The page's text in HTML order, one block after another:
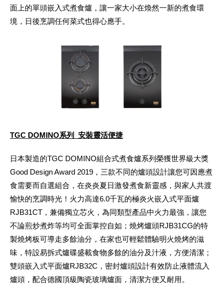
面上的單頭嵌入式煮食爐，讓一家大小在煥然一新的煮食環
境，日後烹調任何菜式也得心應手。
TGC DOMINO系列 安裝靈活便捷
日本製造的TGC DOMINO組合式煮食爐系列榮獲世界級大獎
Good Design Award 2019，三款不同的爐頭設計讓您可因應煮
食需要而自選組合，在炎炎夏日激發煮食新靈感，與家人共渡
愉快的烹調時光！火力高達6.0千瓦的極炎火嵌入式平面爐
RJB31CT，兼備獨立芯火，為同類型產品中火力最強，讓您
不論煎炒煮炸等均可全面掌控自如；燒烤爐頭RJB31CG的特
製燒烤板可導走多餘油分，在家也可輕鬆體驗明火燒烤的滋
味，特設易拆式爐碟盛載食物多餘的油分及汁液，方便清潔；
雙頭嵌入式平面爐RJB32C，密封爐頭設計有效防止液體流入
爐頭，配合德國頂級陶瓷玻璃爐面，清潔方便又耐用。